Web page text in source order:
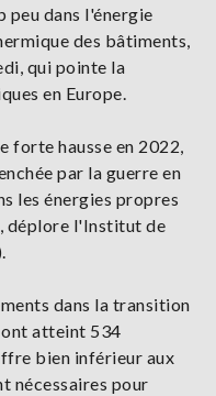
peu dans l'énergie
des bâtiments,
qui pointe la
en Europe.
forte hausse en 2022,
par la guerre en
les énergies propres
déplore l'Institut de
dans la transition
ont atteint 534
bien inférieur aux
nécessaires pour